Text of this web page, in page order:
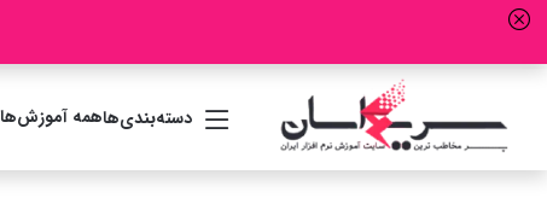
دسته‌بندی‌هاهمه آموزش‌ها